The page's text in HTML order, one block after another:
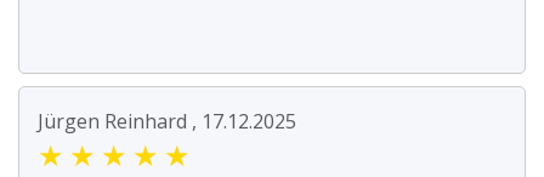
Jürgen Reinhard , 17.12.2025
★ ★ ★ ★ ★